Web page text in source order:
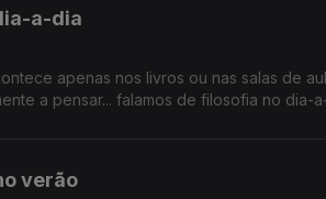
a-dia
apenas nos livros ou nas salas de
a pensar... falamos de filosofia no dia-
verão